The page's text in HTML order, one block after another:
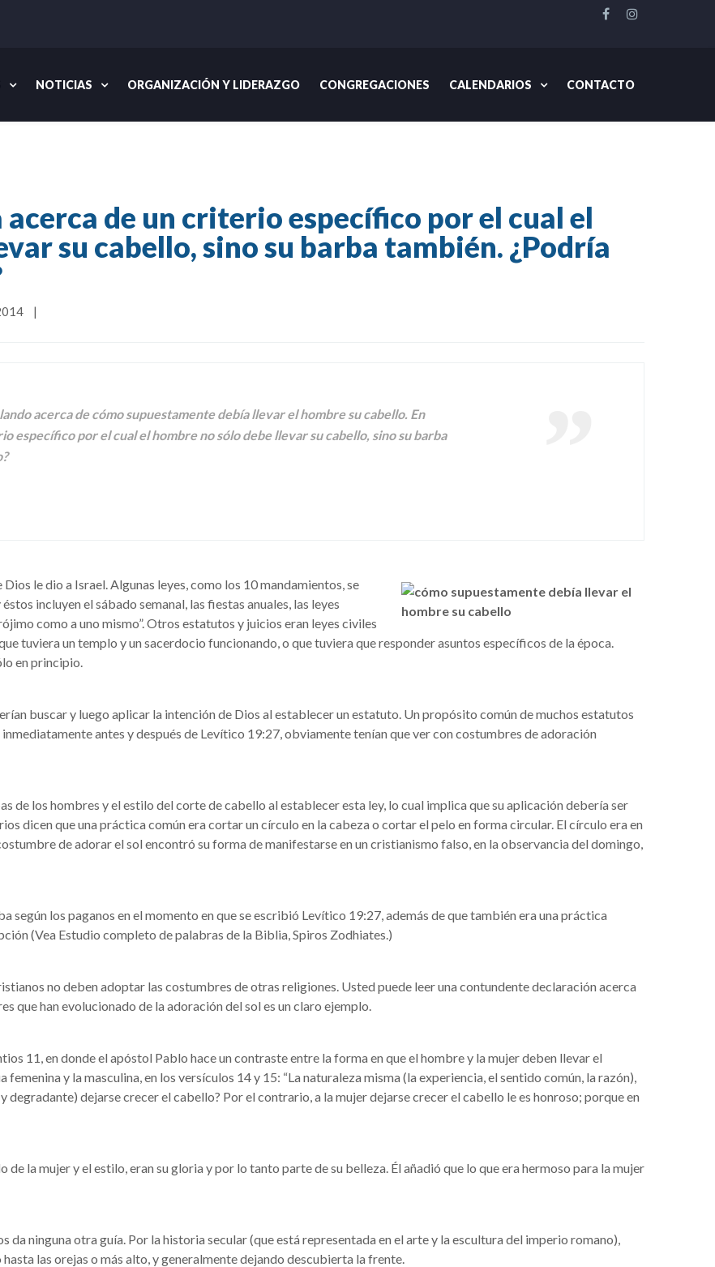
NOTICIAS ORGANIZACIÓN Y LIDERAZGO CONGREGACIONES CALENDARIOS CONTACTO
habla acerca de un criterio específico por el cual el hombre no sólo debe llevar su cabello, sino su barba también. ¿Podría
de un criterio específico por el cual el
su cabello, sino su barba también. ¿Podría
|
acerca de cómo supuestamente debía llevar el hombre su cabello. En
específico por el cual el hombre no sólo debe llevar su cabello, sino su barba
le dio a Israel. Algunas leyes, como los 10 mandamientos, se
incluyen el sábado semanal, las fiestas anuales, las leyes
como a uno mismo”. Otros estatutos y juicios eran leyes civiles
tuviera un templo y un sacerdocio funcionando, o que tuviera que responder asuntos específicos de la época.
en principio.
buscar y luego aplicar la intención de Dios al establecer un estatuto. Un propósito común de muchos estatutos
antes y después de Levítico 19:27, obviamente tenían que ver con costumbres de adoración
de los hombres y el estilo del corte de cabello al establecer esta ley, lo cual implica que su aplicación debería ser
dicen que una práctica común era cortar un círculo en la cabeza o cortar el pelo en forma circular. El círculo era en
de adorar el sol encontró su forma de manifestarse en un cristianismo falso, en la observancia del domingo,
según los paganos en el momento en que se escribió Levítico 19:27, además de que también era una práctica
(Vea Estudio completo de palabras de la Biblia, Spiros Zodhiates.)
no deben adoptar las costumbres de otras religiones. Usted puede leer una contundente declaración acerca
que han evolucionado de la adoración del sol es un claro ejemplo.
11, en donde el apóstol Pablo hace un contraste entre la forma en que el hombre y la mujer deben llevar el
y la masculina, en los versículos 14 y 15: “La naturaleza misma (la experiencia, el sentido común, la razón),
degradante) dejarse crecer el cabello? Por el contrario, a la mujer dejarse crecer el cabello le es honroso; porque en
la mujer y el estilo, eran su gloria y por lo tanto parte de su belleza. Él añadió que lo que era hermoso para la mujer
da ninguna otra guía. Por la historia secular (que está representada en el arte y la escultura del imperio romano),
las orejas o más alto, y generalmente dejando descubierta la frente.